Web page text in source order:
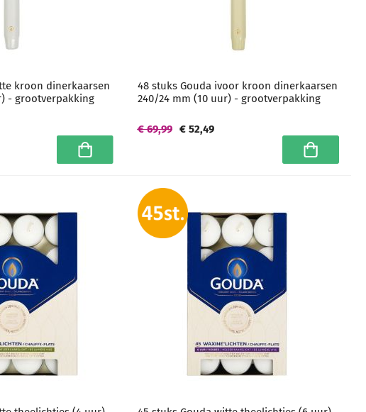
kroon dinerkaarsen
- grootverpakking
In winkelwagen
48 stuks Gouda ivoor kroon dinerkaarsen
240/24 mm (10 uur) - grootverpakking
€ 52,49
€ 69,99
In